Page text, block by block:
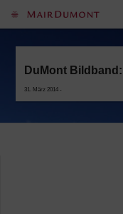
DuMont
31. März 2014 -